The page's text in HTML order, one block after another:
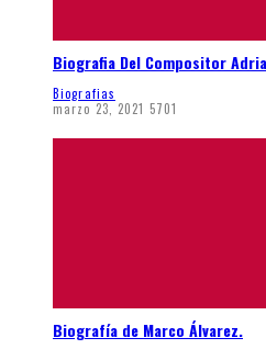
Biografia Del Compositor
Biografias
marzo 23, 2021 5701
Biografía de Marco Álvarez.